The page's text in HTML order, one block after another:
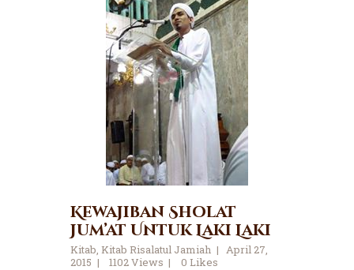
Tanya Yuk
Dokumentasi
Kewajiban Sholat
Jum’at Untuk Laki Laki
Kitab, Kitab Risalatul Jamiah
April 27,
2015
1102Views 0 Likes